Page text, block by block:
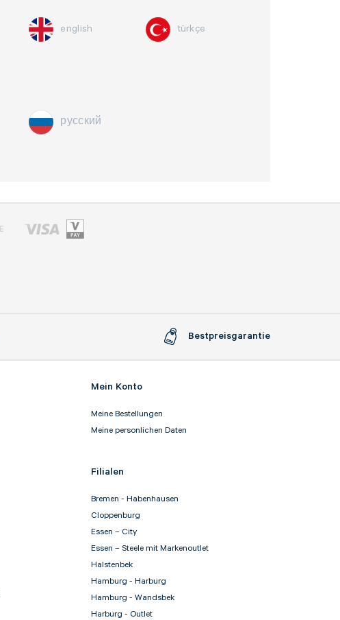
english türkçe
русский
Bestpreisgarantie
Mein Konto
Meine Bestellungen
Meine personlichen Daten
Filialen
Bremen - Habenhausen
Cloppenburg
Essen – City
Essen – Steele mit Markenoutlet
Halstenbek
Hamburg - Harburg
Hamburg - Wandsbek
Harburg - Outlet